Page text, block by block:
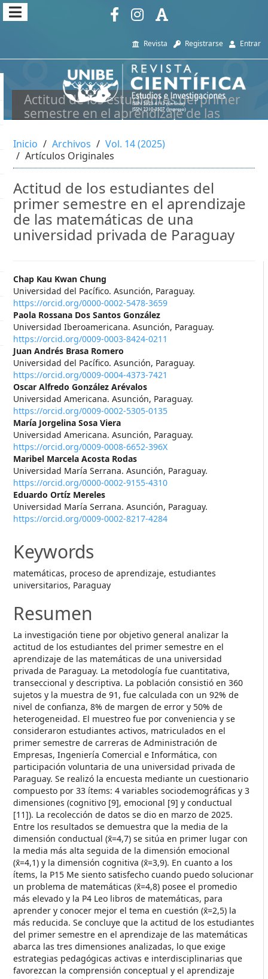
##plugins.themes.themeEleven.accessible_menu.sidebar##
Revista Registrarse Entrar
Actitud de los estudiantes del primer
semestre en el aprendizaje de las
privada de Paraguay
Inicio Archivos
Vol. 14 (2025)
Artículos Originales
Actitud de los estudiantes del
primer semestre en el aprendizaje
de las matemáticas de una
universidad privada de Paraguay
Chap Kau Kwan Chung
Universidad del Pacífico. Asunción, Paraguay.
https://orcid.org/0000-0002-5478-3659
Paola Rossana Dos Santos González
Universidad Iberoamericana. Asunción, Paraguay.
https://orcid.org/0009-0003-8424-0211
Juan Andrés Brasa Romero
Universidad del Pacífico. Asunción, Paraguay.
https://orcid.org/0009-0004-4373-7421
Oscar Alfredo González Arévalos
Universidad Americana. Asunción, Paraguay.
https://orcid.org/0009-0002-5305-0135
María Jorgelina Sosa Viera
Universidad Americana. Asunción, Paraguay.
https://orcid.org/0009-0008-6652-396X
Maribel Marcela Acosta Rodas
Universidad María Serrana. Asunción, Paraguay.
https://orcid.org/0000-0002-9155-4310
Eduardo Ortíz Mereles
Universidad María Serrana. Asunción, Paraguay.
https://orcid.org/0009-0002-8217-4284
Keywords
matemáticas, proceso de aprendizaje, estudiantes
universitarios, Paraguay
Resumen
La investigación tiene por objetivo general analizar la
actitud de los estudiantes del primer semestre en el
aprendizaje de las matemáticas de una universidad
privada de Paraguay. La metodología fue cuantitativa,
transeccional y descriptiva. La población consistió en 360
sujetos y la muestra de 91, fue calculada con un 92% de
nivel de confianza, 8% de margen de error y 50% de
heterogeneidad. El muestreo fue por conveniencia y se
consideraron estudiantes activos, matriculados en el
primer semestre de carreras de Administración de
Empresas, Ingeniería Comercial e Informática, con
participación voluntaria de una universidad privada de
Paraguay. Se realizó la encuesta mediante un cuestionario
compuesto por 33 ítems: 4 variables sociodemográficas y 3
dimensiones (cognitivo [9], emocional [9] y conductual
[11]). La recolección de datos se dio en marzo de 2025.
Entre los resultados se demuestra que la media de la
dimensión conductual (x̄=4,7) se sitúa en primer lugar con
la media más alta seguida de la dimensión emocional
(x̄=4,1) y la dimensión cognitiva (x̄=3,9). En cuanto a los
ítems, la P15 Me siento satisfecho cuando puedo solucionar
un problema de matemáticas (x̄=4,8) posee el promedio
más elevado y la P4 Leo libros de matemáticas, para
aprender y conocer mejor el tema en cuestión (x̄=2,5) la
más reducida. Se concluye que la actitud de los estudiantes
del primer semestre en el aprendizaje de las matemáticas
abarca las tres dimensiones analizadas, lo que exige
estrategias pedagógicas activas e interdisciplinarias que
favorezcan la comprensión conceptual y el aprendizaje